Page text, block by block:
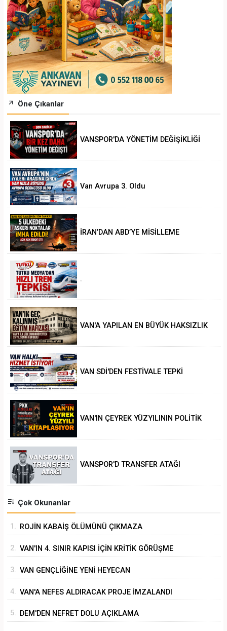
Öne Çıkanlar
VANSPOR'DA YÖNETİM DEĞİŞİKLİĞİ
Van Avrupa 3. Oldu
İRAN’DAN ABD’YE MİSİLLEME
.
VAN'A YAPILAN EN BÜYÜK HAKSIZLIK
VAN SDİ'DEN FESTİVALE TEPKİ
VAN'IN ÇEYREK YÜZYILININ POLİTİK
VANSPOR'D TRANSFER ATAĞI
Çok Okunanlar
1. ROJİN KABAİŞ ÖLÜMÜNÜ ÇIKMAZA
2. VAN'IN 4. SINIR KAPISI İÇİN KRİTİK GÖRÜŞME
3. VAN GENÇLİĞİNE YENİ HEYECAN
4. VAN'A NEFES ALDIRACAK PROJE İMZALANDI
5. DEM'DEN NEFRET DOLU AÇIKLAMA